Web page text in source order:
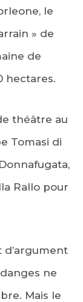
le
» de
de
hectares.
théâtre au
Tomasi di
Rallo pour
d’argument
ne
Mais le